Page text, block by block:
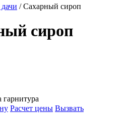
/ Сахарный сироп
сироп
гарнитура
Расчет цены Вызвать